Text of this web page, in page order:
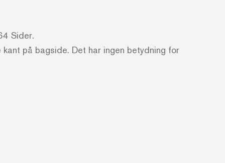
Sider.
på bagside. Det har ingen betydning for